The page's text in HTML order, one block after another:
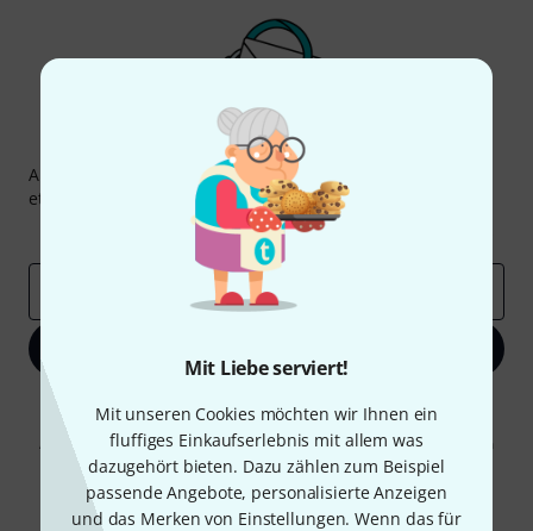
Mit Liebe serviert!
Mit unseren Cookies möchten wir Ihnen ein
fluffiges Einkaufserlebnis mit allem was
dazugehört bieten. Dazu zählen zum Beispiel
passende Angebote, personalisierte Anzeigen
und das Merken von Einstellungen. Wenn das für
Thomann Newsletter
Abonniere den Thomann Newsletter und gewinne mit
etwas Glück einen von
50 Gutscheinenüber jeweils
Inspirierende Beiträge
Deals
Mit Klick auf „Jetzt anmelden“ stimmen Sie dem Erhalt von E-Mail-
Werbung und einer Messung des E-Mail-Nutzungsverhaltens zu. Die
Abmeldung ist jederzeit möglich. Weitere Informationen finden Sie in
unserenDatenschutzhinweisen.
* Pflichtfeld